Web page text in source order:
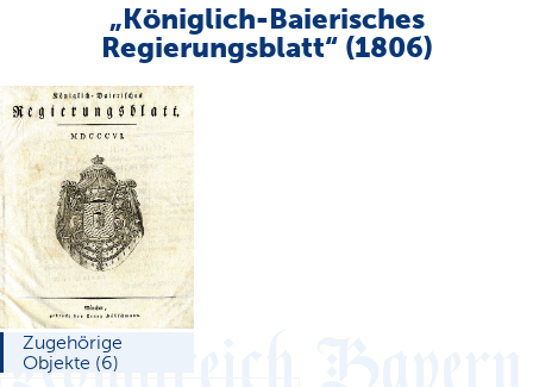
„Königlich-Baierisches
Regierungsblatt“ (1806)
Zugehörige
Objekte (6)